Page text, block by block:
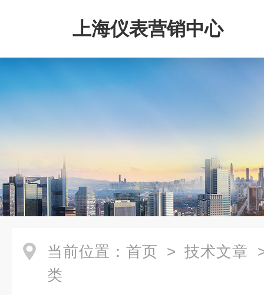
上海仪表营销中心
当前位置： 首页 > 技术文章
类